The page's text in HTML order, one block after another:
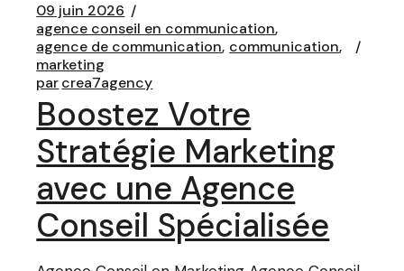
09 juin 2026
agence conseil en communication
agence de communication communication
marketing
parcrea7agency
Boostez Votre
Stratégie Marketing
avec une Agence
Conseil Spécialisée